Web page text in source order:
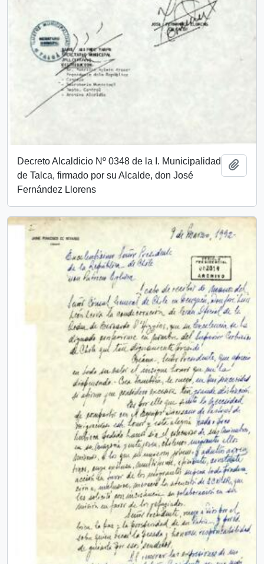
Decreto Alcaldicio Nº 0348 de la I. Municipalidad
de Talca, firmado por su Alcalde, don José
Fernández Llorens